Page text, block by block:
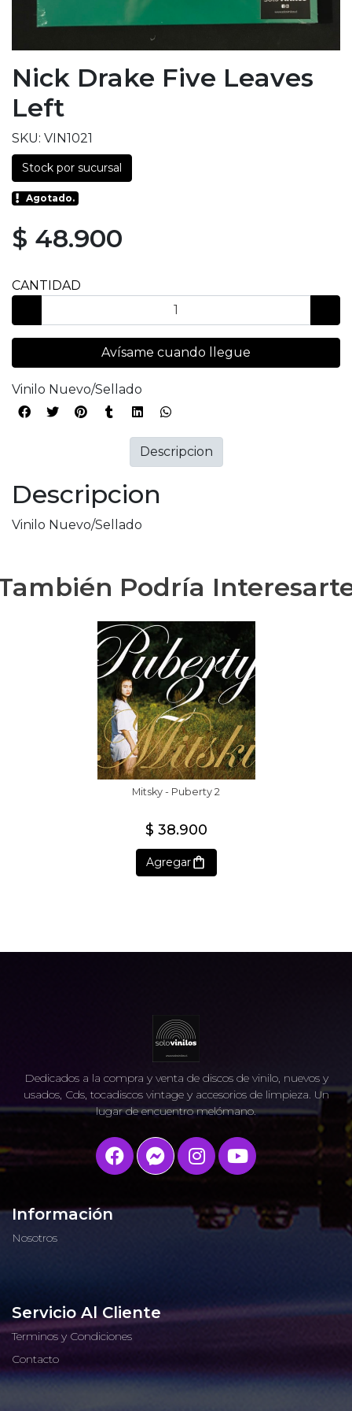
Nick Drake Five Leaves
Left
SKU: VIN1021
Stock por sucursal
Agotado.
$ 48.900
CANTIDAD
Avísame cuando llegue
Vinilo Nuevo/Sellado
Descripcion
Vinilo Nuevo/Sellado
Descripcion
Podría
Mitsky - Puberty 2
$ 38.900
Agregar
Dedicados a la compra y venta de discos de vinilo, nuevos y
usados, Cds, tocadiscos vintage y accesorios de limpieza. Un
lugar de encuentro melómano.
Información
Nosotros
Servicio Al Cliente
Terminos y Condiciones
Contacto